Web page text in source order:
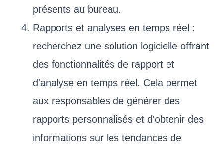
présents au bureau.
Rapports et analyses en temps réel :
recherchez une solution logicielle offrant
des fonctionnalités de rapport et
d'analyse en temps réel. Cela permet
aux responsables de générer des
rapports personnalisés et d'obtenir des
informations sur les tendances de